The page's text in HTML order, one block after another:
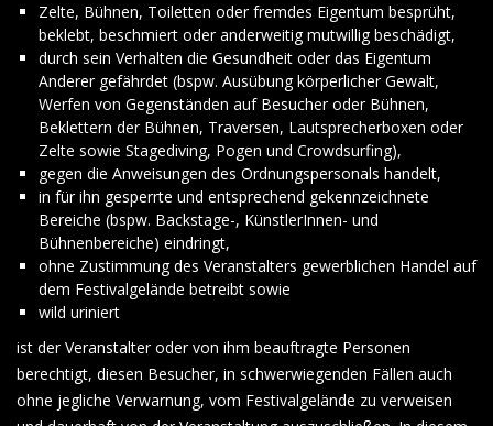
Zelte, Bühnen, Toiletten oder fremdes Eigentum besprüht,
beklebt, beschmiert oder anderweitig mutwillig beschädigt,
durch sein Verhalten die Gesundheit oder das Eigentum
Anderer gefährdet (bspw. Ausübung körperlicher Gewalt,
Werfen von Gegenständen auf Besucher oder Bühnen,
Beklettern der Bühnen, Traversen, Lautsprecherboxen oder
Zelte sowie Stagediving, Pogen und Crowdsurfing),
gegen die Anweisungen des Ordnungspersonals handelt,
in für ihn gesperrte und entsprechend gekennzeichnete
Bereiche (bspw. Backstage-, KünstlerInnen- und
Bühnenbereiche) eindringt,
ohne Zustimmung des Veranstalters gewerblichen Handel auf
dem Festivalgelände betreibt sowie
wild uriniert
ist der Veranstalter oder von ihm beauftragte Personen
berechtigt, diesen Besucher, in schwerwiegenden Fällen auch
ohne jegliche Verwarnung, vom Festivalgelände zu verweisen